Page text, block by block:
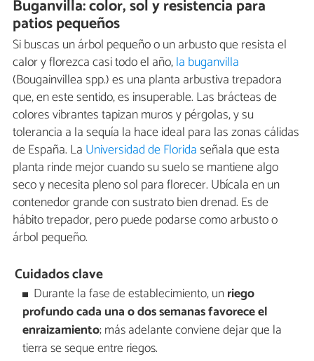
Buganvilla: color, sol y resistencia para
patios pequeños
Si buscas un árbol pequeño o un arbusto que resista el
calor y florezca casi todo el año,la buganvilla
(Bougainvillea spp.) es una planta arbustiva trepadora
que, en este sentido, es insuperable. Las brácteas de
colores vibrantes tapizan muros y pérgolas, y su
tolerancia a la sequía la hace ideal para las zonas cálidas
de España. La Universidad de Floridaseñala que esta
planta rinde mejor cuando su suelo se mantiene algo
seco y necesita pleno sol para florecer. Ubícala en un
contenedor grande con sustrato bien drenad. Es de
hábito trepador, pero puede podarse como arbusto o
árbol pequeño.
Cuidados clave
Durante la fase de establecimiento, un riego
profundo cada una o dos semanas favorece el
enraizamiento; más adelante conviene dejar que la
tierra se seque entre riegos.